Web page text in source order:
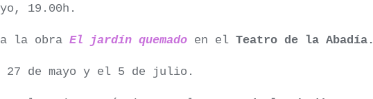
19.00h.
la obra El jardín quemado en el Teatro de la Abadía.
27 de mayo y el 5 de julio.